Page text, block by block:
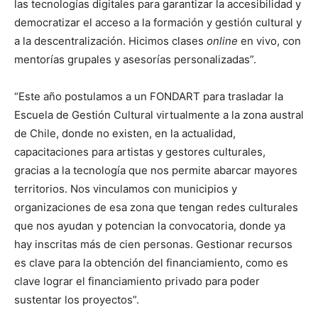
las tecnologías digitales para garantizar la accesibilidad y
democratizar el acceso a la formación y gestión cultural y
a la descentralización. Hicimos clases online en vivo, con
mentorías grupales y asesorías personalizadas”.
“Este año postulamos a un FONDART para trasladar la
Escuela de Gestión Cultural virtualmente a la zona austral
de Chile, donde no existen, en la actualidad,
capacitaciones para artistas y gestores culturales,
gracias a la tecnología que nos permite abarcar mayores
territorios. Nos vinculamos con municipios y
organizaciones de esa zona que tengan redes culturales
que nos ayudan y potencian la convocatoria, donde ya
hay inscritas más de cien personas. Gestionar recursos
es clave para la obtención del financiamiento, como es
clave lograr el financiamiento privado para poder
sustentar los proyectos”.